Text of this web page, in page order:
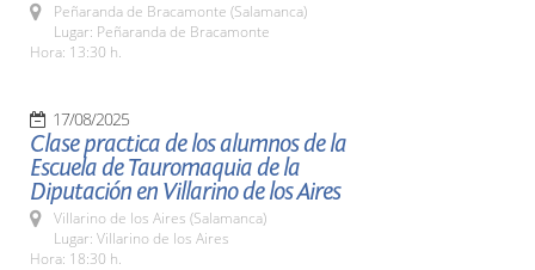
Peñaranda de Bracamonte (Salamanca)
Lugar: Peñaranda de Bracamonte
Hora: 13:30 h.
17/08/2025
Clase practica de los alumnos de la
Escuela de Tauromaquia de la
Diputación en Villarino de los Aires
Villarino de los Aires (Salamanca)
Lugar: Villarino de los Aires
Hora: 18:30 h.